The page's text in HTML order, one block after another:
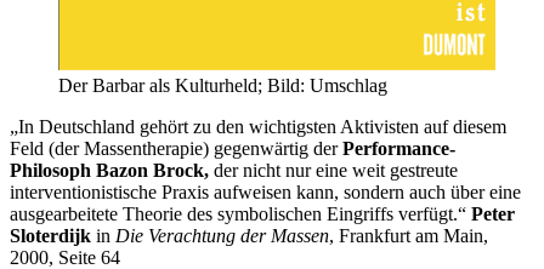
Der Barbar als Kulturheld; Bild: Umschlag
„In Deutschland gehört zu den wichtigsten Aktivisten auf diesem
Feld (der Massentherapie) gegenwärtig derPerformance-
Philosoph Bazon Brock, der nicht nur eine weit gestreute
interventionistische Praxis aufweisen kann, sondern auch über eine
ausgearbeitete Theorie des symbolischen Eingriffs verfügt.“ Peter
Sloterdijk in Die Verachtung der Massen, Frankfurt am Main,
2000, Seite 64